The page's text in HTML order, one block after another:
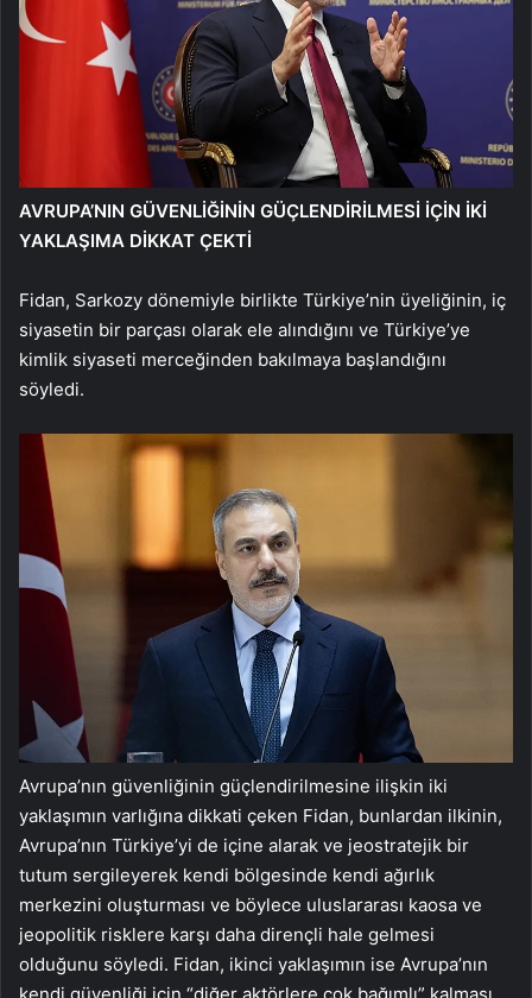
AVRUPA’NIN GÜVENLİĞİNİN GÜÇLENDİRİLMESİ İÇİN İKİ
YAKLAŞIMA DİKKAT ÇEKTİ
Fidan, Sarkozy dönemiyle birlikte Türkiye’nin üyeliğinin, iç
siyasetin bir parçası olarak ele alındığını ve Türkiye’ye
kimlik siyaseti merceğinden bakılmaya başlandığını
söyledi.
Avrupa’nın güvenliğinin güçlendirilmesine ilişkin iki
yaklaşımın varlığına dikkati çeken Fidan, bunlardan ilkinin,
Avrupa’nın Türkiye’yi de içine alarak ve jeostratejik bir
tutum sergileyerek kendi bölgesinde kendi ağırlık
merkezini oluşturması ve böylece uluslararası kaosa ve
jeopolitik risklere karşı daha dirençli hale gelmesi
olduğunu söyledi. Fidan, ikinci yaklaşımın ise Avrupa’nın